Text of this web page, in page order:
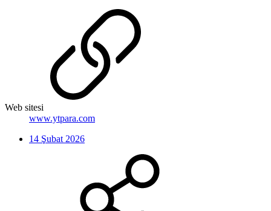
Web sitesi
www.ytpara.com
14 Şubat 2026